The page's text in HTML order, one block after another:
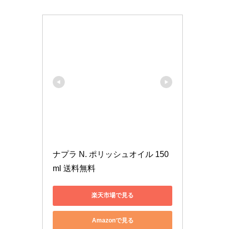
ナプラ N. ポリッシュオイル 150
ml 送料無料
楽天市場で見る
Amazonで見る